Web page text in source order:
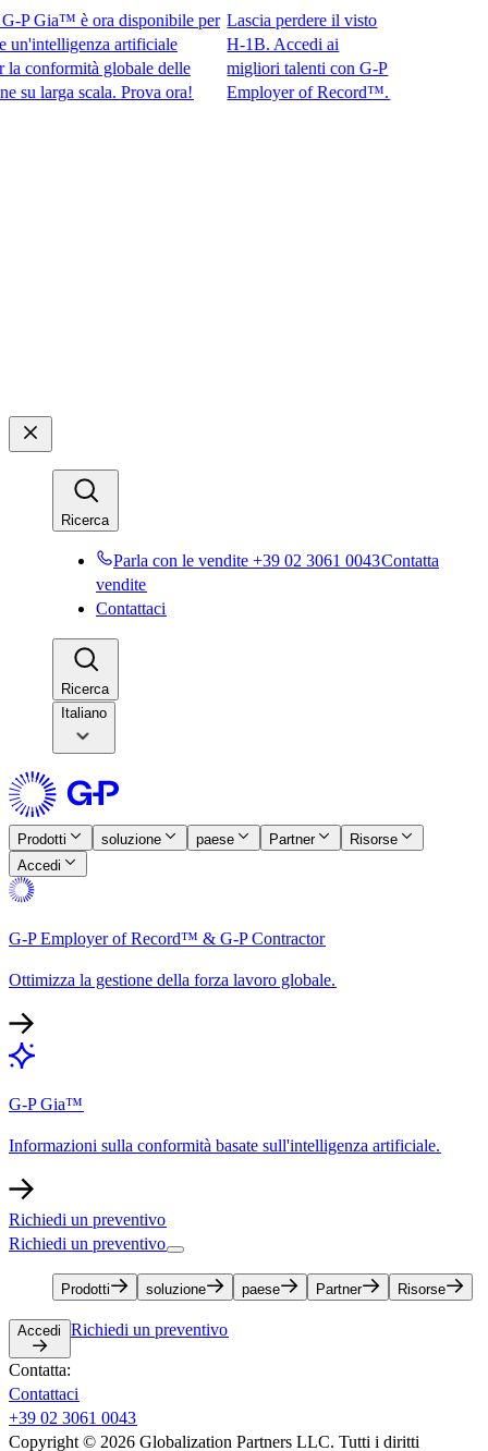
è ora disponibile per
artificiale
globale delle
larga scala. Prova ora!​​
Lascia perdere il visto
H-1B. Accedi ai
migliori talenti con G-P
Employer of Record™.​​
Ricerca​​
Parla con le vendite +39 02 3061 0043​​Contatta
vendite​​
Contattaci​​
Ricerca​​
Italiano
Prodotti​​ soluzione​​ paese​​ Partner​​
Risorse​​
Accedi​​
G-P Employer of Record™ & G-P Contractor​​
Ottimizza la gestione della forza lavoro globale.​​
G-P Gia™​​
Informazioni sulla conformità basate sull'intelligenza artificiale.​​
Richiedi un preventivo​​
Richiedi un preventivo​​
Prodotti​​ soluzione​​ paese​​ Partner​​ Risorse​​
Accedi​​ Richiedi un preventivo​​
Contatta:​​
Contattaci​​
+39 02 3061 0043​​
Copyright © 2026 Globalization Partners LLC. Tutti i diritti